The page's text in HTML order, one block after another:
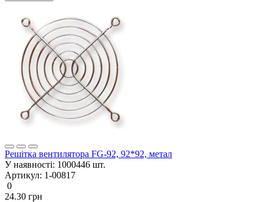
Решітка вентилятора FG-92, 92*92, метал
У наявності: 1000446 шт.
Артикул: 1-00817
0
24.30 грн